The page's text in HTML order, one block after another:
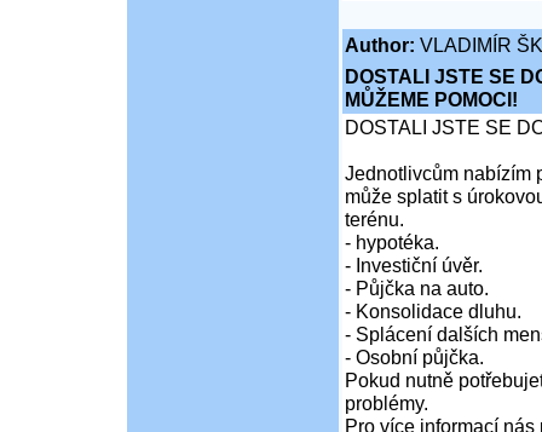
Author: VLADIMÍR
DOSTALI JSTE SE
MŮŽEME POMOCI!
DOSTALI JSTE SE
Jednotlivcům nabízím
může splatit s
terénu.
- hypotéka.
- Investiční úvěr.
- Půjčka na auto.
- Konsolidace dluhu.
- Splácení dalších
- Osobní půjčka.
Pokud nutně
problémy.
Pro více informací nás